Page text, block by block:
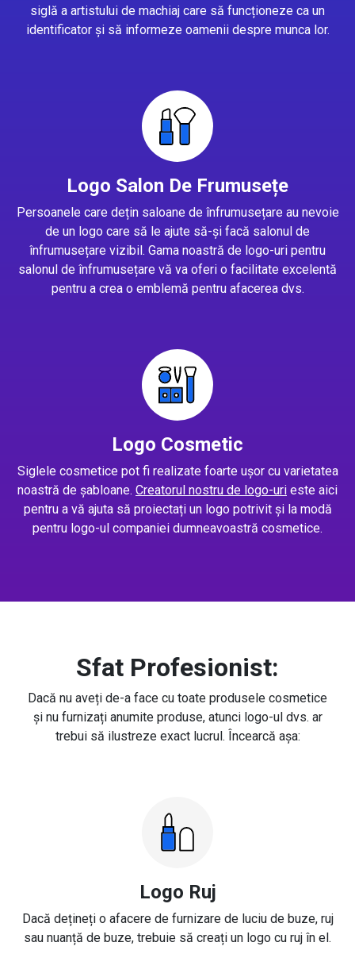
siglă a artistului de machiaj care să funcționeze ca un
identificator și să informeze oamenii despre munca lor.
Logo Salon De Frumusețe
Persoanele care dețin saloane de înfrumusețare au nevoie
de un logo care să le ajute să-și facă salonul de
înfrumusețare vizibil. Gama noastră de logo-uri pentru
salonul de înfrumusețare vă va oferi o facilitate excelentă
pentru a crea o emblemă pentru afacerea dvs.
Logo Cosmetic
Siglele cosmetice pot fi realizate foarte ușor cu varietatea
noastră de șabloane. Creatorul nostru de logo-uri este aici
pentru a vă ajuta să proiectați un logo potrivit și la modă
pentru logo-ul companiei dumneavoastră cosmetice.
Sfat Profesionist:
Dacă nu aveți de-a face cu toate produsele cosmetice
și nu furnizați anumite produse, atunci logo-ul dvs. ar
trebui să ilustreze exact lucrul. Încearcă așa:
Logo Ruj
Dacă dețineți o afacere de furnizare de luciu de buze, ruj
sau nuanță de buze, trebuie să creați un logo cu ruj în el.